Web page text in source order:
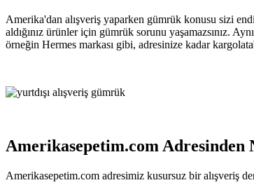
Amerika'dan alışveriş yaparken gümrük konusu sizi
aldığınız ürünler için gümrük sorunu yaşamazsınız.
örneğin Hermes markası gibi, adresinize kadar
Amerikasepetim.com Adresinden
Amerikasepetim.com adresimiz kusursuz bir alışveriş